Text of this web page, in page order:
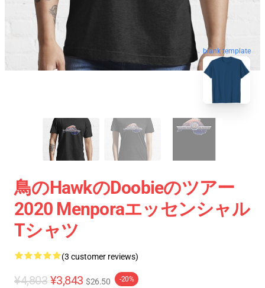
blank template
鳥のhawkのdoobieのツアー
2020 Menporaエッセンシャル
Tシャツ
(3 customer reviews)
¥4,803 ¥3,843 $26.50 -20%